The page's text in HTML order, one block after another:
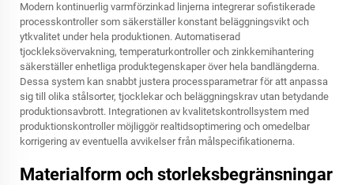
Modern kontinuerlig varmförzinkad linjerna integrerar sofistikerade
processkontroller som säkerställer konstant beläggningsvikt och
ytkvalitet under hela produktionen. Automatiserad
tjockleksövervakning, temperaturkontroller och zinkkemihantering
säkerställer enhetliga produktegenskaper över hela bandlängderna.
Dessa system kan snabbt justera processparametrar för att anpassa
sig till olika stålsorter, tjocklekar och beläggningskrav utan betydande
produktionsavbrott. Integrationen av kvalitetskontrollsystem med
produktionskontroller möjliggör realtidsoptimering och omedelbar
korrigering av eventuella avvikelser från målspecifikationerna.
Materialform och storleksbegränsningar